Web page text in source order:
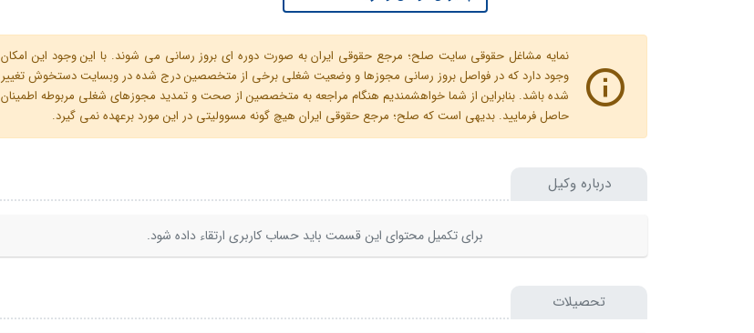
نمایه مشاغل حقوقی سایت صلح؛ مرجع حقوقی ایران به صورت دوره ای بروز رسانی می شوند. با این وجود این امکان
وجود دارد که در فواصل بروز رسانی مجوزها و وضعیت شغلی برخی از متخصصین درج شده در وبسایت دستخوش تغییر
شده باشد. بنابراین از شما خواهشمندیم هنگام مراجعه به متخصصین از صحت و تمدید مجوزهای شغلی مربوطه اطمینان
حاصل فرمایید. بدیهی است که صلح؛ مرجع حقوقی ایران هیچ گونه مسوولیتی در این مورد برعهده نمی گیرد.
درباره وکیل
برای تکمیل محتوای این قسمت باید حساب کاربری ارتقاء داده شود.
تحصیلات